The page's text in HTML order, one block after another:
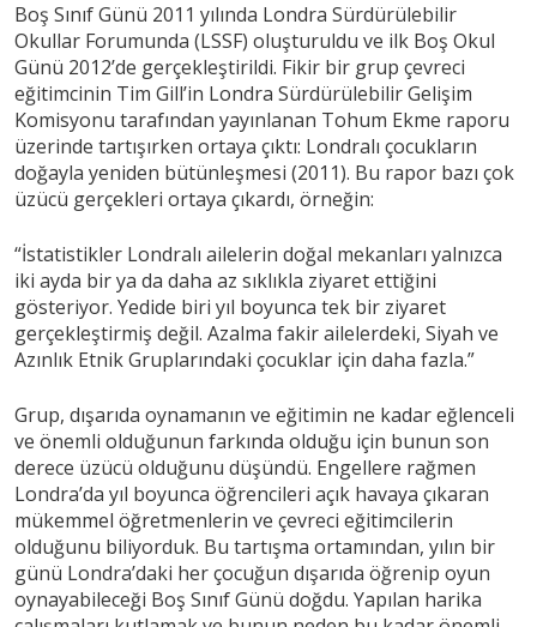
Boş Sınıf Günü 2011 yılında Londra Sürdürülebilir
Okullar Forumunda (LSSF) oluşturuldu ve ilk Boş Okul
Günü 2012’de gerçekleştirildi. Fikir bir grup çevreci
eğitimcinin Tim Gill’in Londra Sürdürülebilir Gelişim
Komisyonu tarafından yayınlanan Tohum Ekme raporu
üzerinde tartışırken ortaya çıktı: Londralı çocukların
doğayla yeniden bütünleşmesi (2011). Bu rapor bazı çok
üzücü gerçekleri ortaya çıkardı, örneğin:
“İstatistikler Londralı ailelerin doğal mekanları yalnızca
iki ayda bir ya da daha az sıklıkla ziyaret ettiğini
gösteriyor. Yedide biri yıl boyunca tek bir ziyaret
gerçekleştirmiş değil. Azalma fakir ailelerdeki, Siyah ve
Azınlık Etnik Gruplarındaki çocuklar için daha fazla.”
Grup, dışarıda oynamanın ve eğitimin ne kadar eğlenceli
ve önemli olduğunun farkında olduğu için bunun son
derece üzücü olduğunu düşündü. Engellere rağmen
Londra’da yıl boyunca öğrencileri açık havaya çıkaran
mükemmel öğretmenlerin ve çevreci eğitimcilerin
olduğunu biliyorduk. Bu tartışma ortamından, yılın bir
günü Londra’daki her çocuğun dışarıda öğrenip oyun
oynayabileceği Boş Sınıf Günü doğdu. Yapılan harika